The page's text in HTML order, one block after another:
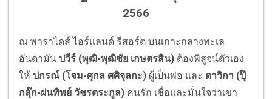
2566
ณ พาราไดส์ ไอร์แลนด์ รีสอร์ต บนเกาะกลางทะเล
อันดามัน ปวีร์ (พุฒิ-พุฒิชัย เกษตรสิน) ต้องพิสูจน์ตัวเอง
ให้ ปกรณ์ (โจม-ศุกล ศศิจุลกะ) ผู้เป็นพ่อ และ ดาวิกา (ปุ๊
กลุ๊ก-ฝนทิพย์ วัชรตระกูล) คนรัก เชื่อและมั่นใจว่าเขา